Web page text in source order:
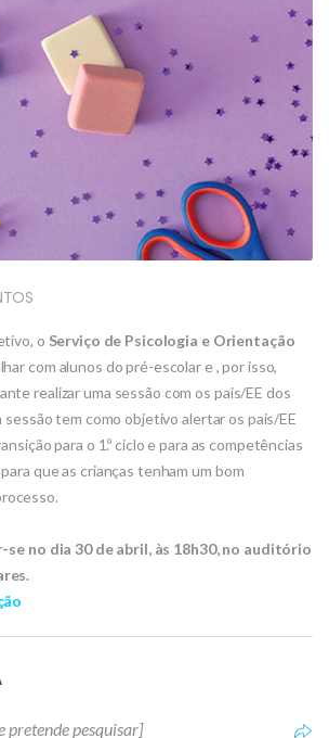
o Serviço de Psicologia e Orientação
com alunos do pré-escolar e , por isso,
realizar uma sessão com os pais/EE dos
tem como objetivo alertar os pais/EE
para o 1.º ciclo e para as competências
que as crianças tenham um bom
se no dia 30 de abril, às 18h30, no auditório